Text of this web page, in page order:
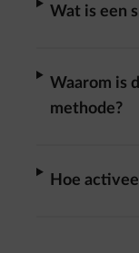
Wat is een
Waarom is
methode?
Hoe